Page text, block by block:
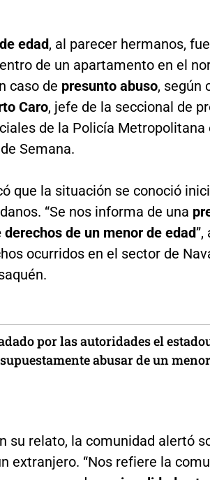
edad, al parecer hermanos,
de un apartamento en el
caso de presunto abuso, según
Caro, jefe de la seccional de
de la Policía Metropolitana
Semana.
que la situación se conoció
“Se nos informa de una
de un menor de edad”,
ocurridos en el sector de
por las autoridades el
abusar de un
su relato, la comunidad alertó
extranjero. “Nos refiere la